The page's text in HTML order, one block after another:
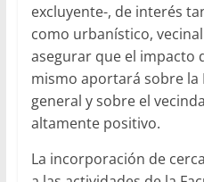
excluyente-, de interés
como urbanístico,
asegurar que el impacto
mismo aportará sobre la
general y sobre el
altamente positivo.
La incorporación de